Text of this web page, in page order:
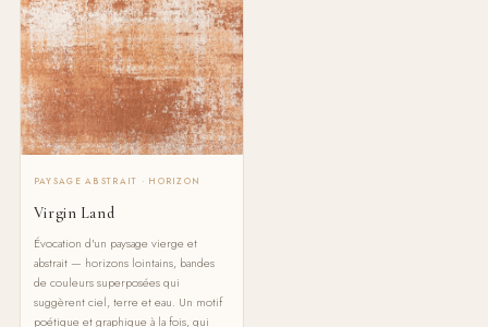
PAYSAGE ABSTRAIT · HORIZON
Virgin Land
Évocation d'un paysage vierge et
abstrait — horizons lointains, bandes
de couleurs superposées qui
suggèrent ciel, terre et eau. Un motif
poétique et graphique à la fois, qui